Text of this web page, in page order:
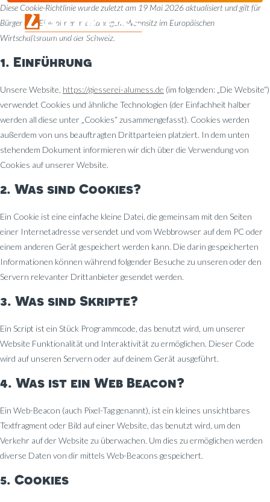
Diese Cookie-Richtlinie wurde zuletzt am 19 Mai 2026 aktualisiert und gilt für
Bürger und Einwohner mit ständigem Wohnsitz im Europäischen
Wirtschaftsraum und der Schweiz.
1. Einführung
Unsere Website, https://giesserei-alumess.de (im folgenden: „Die Website“)
verwendet Cookies und ähnliche Technologien (der Einfachheit halber
werden all diese unter „Cookies“ zusammengefasst). Cookies werden
außerdem von uns beauftragten Drittparteien platziert. In dem unten
stehendem Dokument informieren wir dich über die Verwendung von
Cookies auf unserer Website.
2. Was sind Cookies?
Ein Cookie ist eine einfache kleine Datei, die gemeinsam mit den Seiten
einer Internetadresse versendet und vom Webbrowser auf dem PC oder
einem anderen Gerät gespeichert werden kann. Die darin gespeicherten
Informationen können während folgender Besuche zu unseren oder den
Servern relevanter Drittanbieter gesendet werden.
3. Was sind Skripte?
Ein Script ist ein Stück Programmcode, das benutzt wird, um unserer
Website Funktionalität und Interaktivität zu ermöglichen. Dieser Code
wird auf unseren Servern oder auf deinem Gerät ausgeführt.
4. Was ist ein Web Beacon?
Ein Web-Beacon (auch Pixel-Tag genannt), ist ein kleines unsichtbares
Textfragment oder Bild auf einer Website, das benutzt wird, um den
Verkehr auf der Website zu überwachen. Um dies zu ermöglichen werden
diverse Daten von dir mittels Web-Beacons gespeichert.
5. Cookies